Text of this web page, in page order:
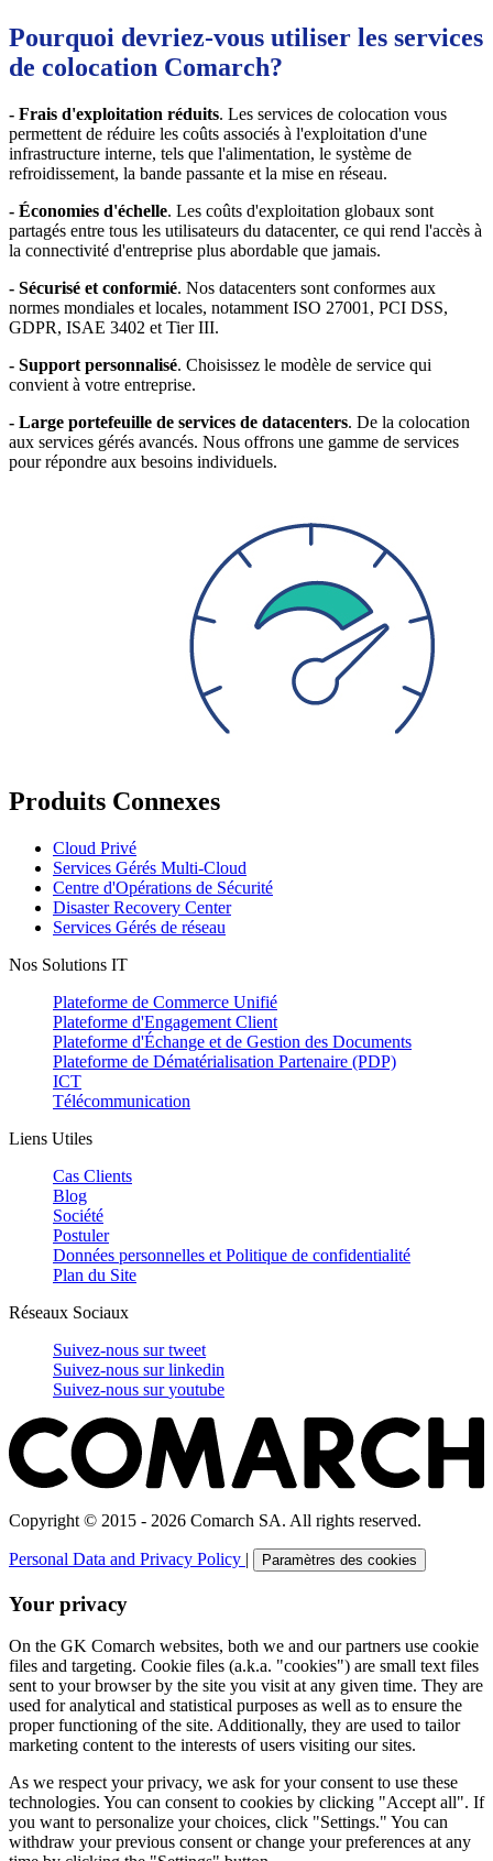
Pourquoi devriez-vous utiliser les services
de colocation Comarch?
- Frais d'exploitation réduits. Les services de colocation vous
permettent de réduire les coûts associés à l'exploitation d'une
infrastructure interne, tels que l'alimentation, le système de
refroidissement, la bande passante et la mise en réseau.
- Économies d'échelle. Les coûts d'exploitation globaux sont
partagés entre tous les utilisateurs du datacenter, ce qui rend l'accès à
la connectivité d'entreprise plus abordable que jamais.
- Sécurisé et conformié. Nos datacenters sont conformes aux
normes mondiales et locales, notamment ISO 27001, PCI DSS,
GDPR, ISAE 3402 et Tier III.
- Support personnalisé. Choisissez le modèle de service qui
convient à votre entreprise.
- Large portefeuille de services de datacenters. De la colocation
aux services gérés avancés. Nous offrons une gamme de services
pour répondre aux besoins individuels.
Produits Connexes
Cloud Privé
Services Gérés Multi-Cloud
Centre d'Opérations de Sécurité
Disaster Recovery Center
Services Gérés de réseau
Nos Solutions IT
Plateforme de Commerce Unifié
Plateforme d'Engagement Client
Plateforme d'Échange et de Gestion des Documents
Plateforme de Dématérialisation Partenaire (PDP)
ICT
Télécommunication
Liens Utiles
Cas Clients
Blog
Société
Postuler
Données personnelles et Politique de confidentialité
Plan du Site
Réseaux Sociaux
Suivez-nous surtweet
Suivez-nous surlinkedin
Suivez-nous suryoutube
Copyright © 2015 - 2026 Comarch SA. All rights reserved.
Personal Data and Privacy Policy | Paramètres des cookies
Your privacy
On the GK Comarch websites, both we and our partners use cookie
files and targeting. Cookie files (a.k.a. "cookies") are small text files
sent to your browser by the site you visit at any given time. They are
used for analytical and statistical purposes as well as to ensure the
proper functioning of the site. Additionally, they are used to tailor
marketing content to the interests of users visiting our sites.
As we respect your privacy, we ask for your consent to use these
technologies. You can consent to cookies by clicking "Accept all". If
you want to personalize your choices, click "Settings." You can
withdraw your previous consent or change your preferences at any